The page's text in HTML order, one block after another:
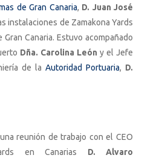
de Gran Canaria, D. Juan José
instalaciones de Zamakona Yards
Canaria. Estuvo acompañado
Dña. Carolina León y el Jefe
de la Autoridad Portuaria, D.
reunión de trabajo con el CEO
en Canarias D. Alvaro